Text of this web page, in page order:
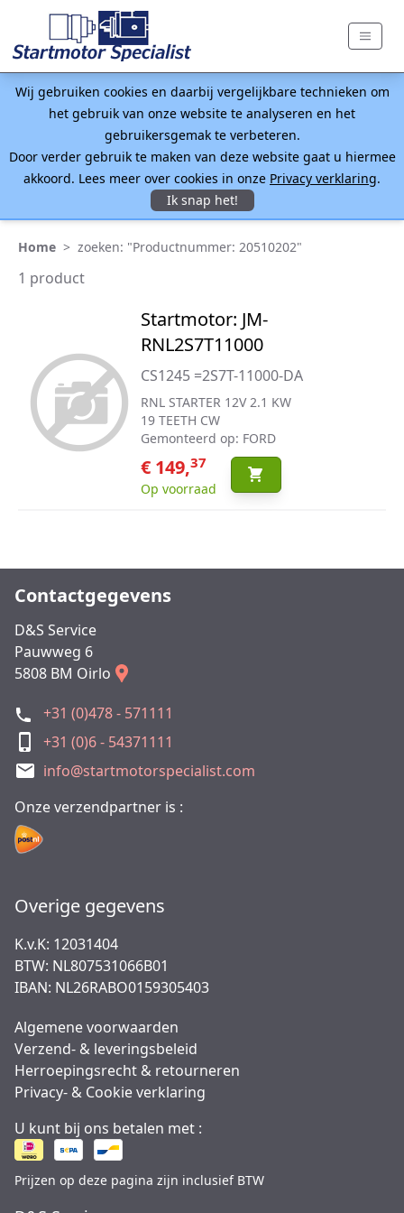
Wij gebruiken cookies en daarbij vergelijkbare technieken om
het gebruik van onze website te analyseren en het
gebruikersgemak te verbeteren.
Door verder gebruik te maken van deze website gaat u hiermee
akkoord. Lees meer over cookies in onze Privacy verklaring.
Ik snap het!
Home > zoeken: "Productnummer: 20510202"
1 product
Startmotor: JM-
RNL2S7T11000
CS1245 =2S7T-11000-DA
RNL STARTER 12V 2.1 KW
19 TEETH CW
Gemonteerd op: FORD
€ 149,37
Op voorraad
Contactgegevens
D&S Service
Pauwweg 6
5808 BM Oirlo
+31 (0)478 - 571111
+31 (0)6 - 54371111
info@startmotorspecialist.com
Onze verzendpartner is :
Overige gegevens
K.v.K: 12031404
BTW: NL807531066B01
IBAN: NL26RABO0159305403
Algemene voorwaarden
Verzend- & leveringsbeleid
Herroepingsrecht & retourneren
Privacy- & Cookie verklaring
U kunt bij ons betalen met :
Prijzen op deze pagina zijn inclusief BTW